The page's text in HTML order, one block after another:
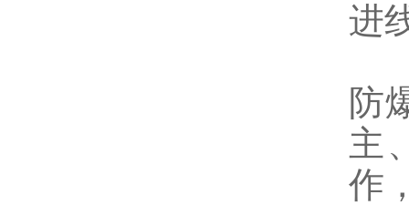
进
防
主
作